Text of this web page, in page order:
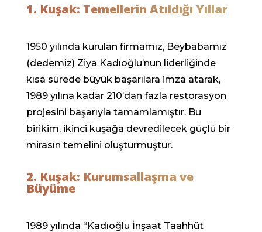
1. Kuşak: Temellerin Atıldığı Yıllar
1950 yılında kurulan firmamız, Beybabamız
(dedemiz) Ziya Kadıoğlu’nun liderliğinde
kısa sürede büyük başarılara imza atarak,
1989 yılına kadar 210’dan fazla restorasyon
projesini başarıyla tamamlamıştır. Bu
birikim, ikinci kuşağa devredilecek güçlü bir
mirasın temelini oluşturmuştur.
2. Kuşak: Kurumsallaşma ve
Büyüme
1989 yılında “Kadıoğlu İnşaat Taahhüt